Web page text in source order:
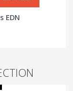
EDN